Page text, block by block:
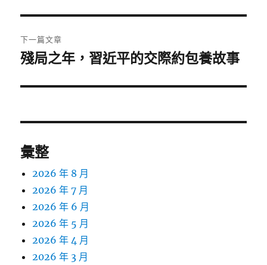
覽
文
章:
下一篇文章
下
篇
章:
殘局之年，習近平的交際約包養故事
彙整
2026 年 8 月
2026 年 7 月
2026 年 6 月
2026 年 5 月
2026 年 4 月
2026 年 3 月